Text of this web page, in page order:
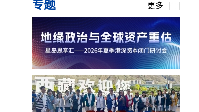
专题 更多